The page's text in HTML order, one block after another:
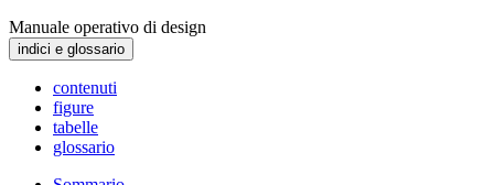
Manuale operativo di design
indici e glossario
contenuti
figure
tabelle
glossario